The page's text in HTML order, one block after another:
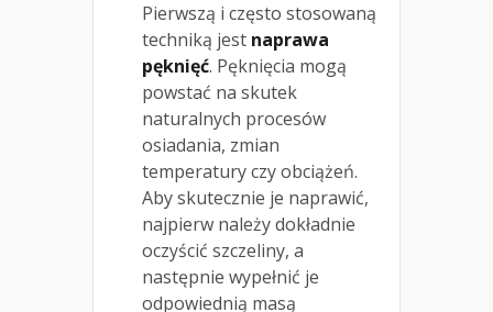
Pierwszą i często stosowaną
techniką jest naprawa
pęknięć. Pęknięcia mogą
powstać na skutek
naturalnych procesów
osiadania, zmian
temperatury czy obciążeń.
Aby skutecznie je naprawić,
najpierw należy dokładnie
oczyścić szczeliny, a
następnie wypełnić je
odpowiednią masą